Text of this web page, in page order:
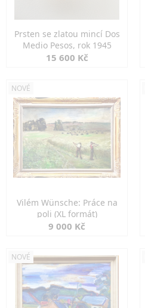
Prsten se zlatou mincí Dos
Medio Pesos, rok 1945
15 600 Kč
NOVÉ
Vilém Wünsche: Práce na
poli (XL formát)
9 000 Kč
NOVÉ